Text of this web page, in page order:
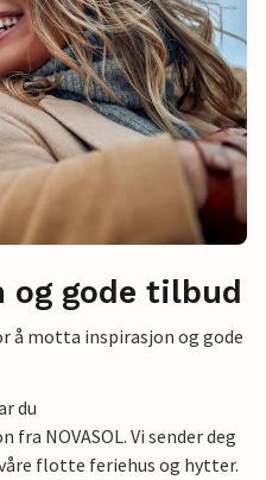
og gode tilbud
å motta inspirasjon og gode
du
NOVASOL. Vi sender deg
flotte feriehus og hytter.